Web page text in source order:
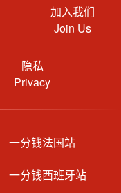
加入我们
Join Us
隐私
Privacy
一分钱法国站
一分钱西班牙站